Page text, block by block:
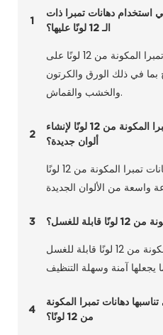
1
استخدام دهانات تمبرا ذات
الـ 12 لونًا عليها؟
يمكن استخدام دهانات تمبرا المكونة من 12 لونًا على
في ذلك الورق والكرتون
والخشب والقماش.
2
هل يمكن خلط دهانات تمبرا المكونة من 12 لونًا لإنشاء
ألوان جديدة؟
نعم، يمكن بسهولة مزج دهانات تمبرا المكونة من 12 لونًا
3 للغسل؟
نعم، إن دهانات تمبرا المكونة من 12 لونًا قابلة للغسل
4
دهانات تمبرا المكونة
من 12 لونًا؟